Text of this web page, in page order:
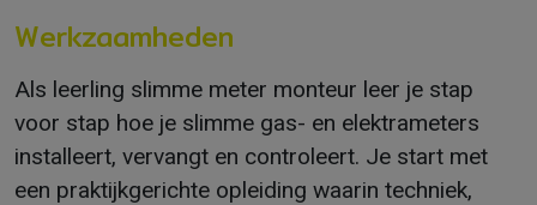
Werkzaamheden
Als leerling slimme meter monteur leer je stap
voor stap hoe je slimme gas- en elektrameters
installeert, vervangt en controleert. Je start met
een praktijkgerichte opleiding waarin techniek,